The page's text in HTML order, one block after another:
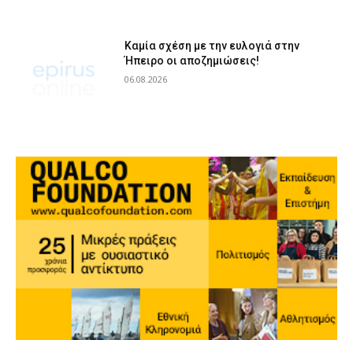
Καμία σχέση με την ευλογιά στην
Ήπειρο οι αποζημιώσεις!
06.08.2026